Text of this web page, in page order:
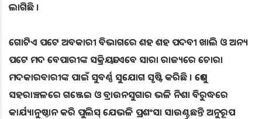
ଲାଗିଛି ।
ଗୋଟିଏ ପଟେ ଅବକାରୀ ବିଭାଗରେ ଶହ ଶହ ପଦବୀ ଖାଲି ଓ ଅନ୍ୟ
ପଟେ ମଦ ବେପାରୀଙ୍କ ସକ୍ରିୟତା ଏବେ ସାରା ରାଜ୍ୟରେ ଚୋରା
ମଦକାରବାରୀଙ୍କ ପାଇଁ ସୁବର୍ଣ୍ଣ ସୁଯୋଗ ସୃଷ୍ଟି କରିଛି । ତେଣୁ
ସହରାଞ୍ଚଳରେ ଗଞ୍ଜେଇ ଓ ବ୍ରାଉନସୁଗାର ଭଳି ନିଶା ବିରୁଦ୍ଧରେ
କାର୍ଯ୍ୟାନୁଷ୍ଠାନ କରି ପୁଲିସ୍‍ ଯେଭଳି ପ୍ରଶଂସା ସାଉଣ୍ଟୁଛନ୍ତି ଅନୁରୂପ